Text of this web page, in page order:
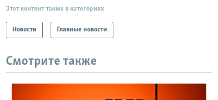
Этот контент также в категориях
Новости Главные новости
Смотрите также